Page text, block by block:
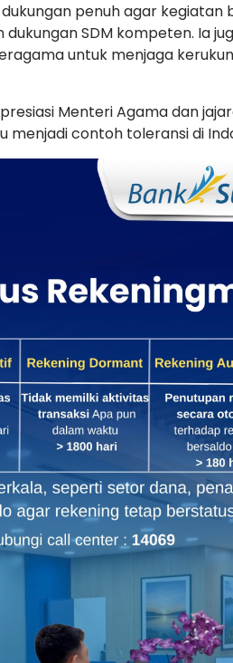
penuh agar kegiatan
SDM kompeten. Ia
untuk menjaga
Menteri Agama dan
menjadi contoh toleransi di